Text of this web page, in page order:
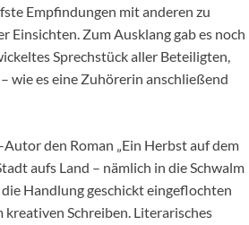
Empfindungen mit anderen zu
Einsichten. Zum Ausklang gab es noch
Sprechstück aller Beteiligten,
wie es eine Zuhörerin anschließend
den Roman „Ein Herbst auf dem
aufs Land – nämlich in die Schwalm
Handlung geschickt eingeflochten
kreativen Schreiben. Literarisches